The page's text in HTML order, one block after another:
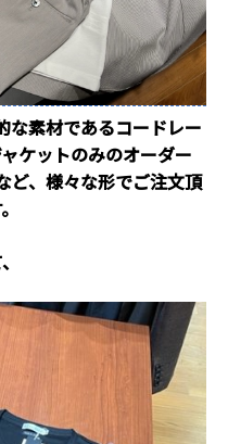
な素材であるコードレー
ケットのみのオーダー
ど、様々な形でご注文頂